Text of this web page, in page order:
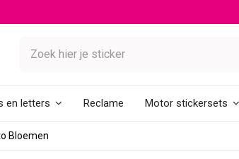
en letters Reclame Motor stickersets
Bloemen